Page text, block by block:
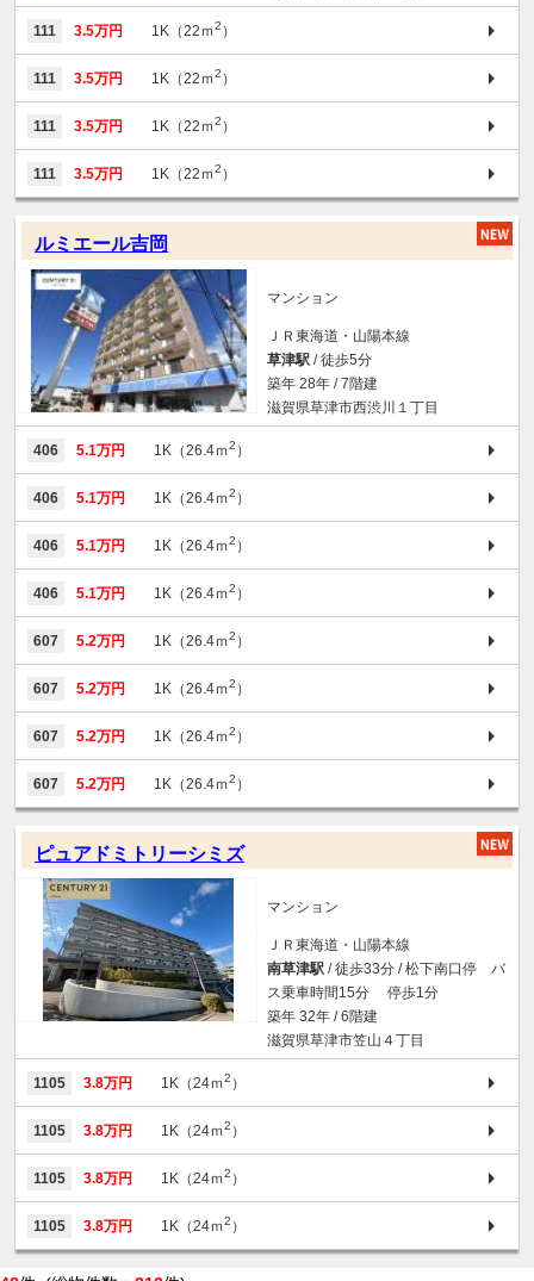
111 3.5万円 1K（22ｍ2 ）
111 3.5万円 1K（22ｍ2 ）
111 3.5万円 1K（22ｍ2 ）
111 3.5万円 1K（22ｍ2 ）
ルミエール吉岡
マンション
ＪＲ東海道・山陽本線
草津駅 / 徒歩5分
築年 28年 / 7階建
滋賀県草津市西渋川１丁目
406 5.1万円 1K（26.4ｍ2 ）
406 5.1万円 1K（26.4ｍ2 ）
406 5.1万円 1K（26.4ｍ2 ）
406 5.1万円 1K（26.4ｍ2 ）
607 5.2万円 1K（26.4ｍ2 ）
607 5.2万円 1K（26.4ｍ2 ）
607 5.2万円 1K（26.4ｍ2 ）
607 5.2万円 1K（26.4ｍ2 ）
ピュアドミトリーシミズ
マンション
ＪＲ東海道・山陽本線
南草津駅 / 徒歩33分 / 松下南口停 バ
ス乗車時間15分 停歩1分
築年 32年 / 6階建
滋賀県草津市笠山４丁目
1105 3.8万円 1K（24ｍ2 ）
1105 3.8万円 1K（24ｍ2 ）
1105 3.8万円 1K（24ｍ2 ）
1105 3.8万円 1K（24ｍ2 ）